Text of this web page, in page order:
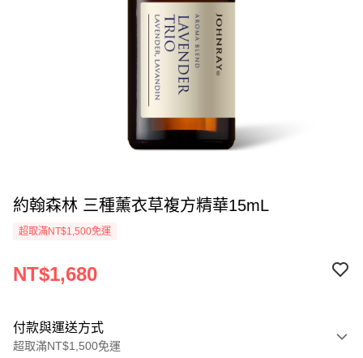
約翰森林 三種薰衣草複方精華15mL
超取滿NT$1,500免運
NT$1,680
付款與運送方式
超取滿NT$1,500免運